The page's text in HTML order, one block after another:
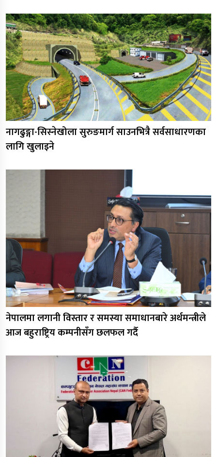
नागढुङ्गा-सिस्नेखोला सुरुङमार्ग साउनभित्रै सर्वसाधारणका
लागि खुलाइने
नेपालमा लगानी विस्तार र समस्या समाधानबारे अर्थमन्त्रीले
आज बहुराष्ट्रिय कम्पनीसँग छलफल गर्दै